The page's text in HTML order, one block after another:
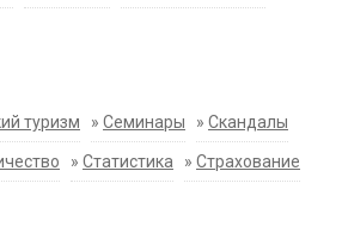
туризм » Семинары » Скандалы
» Статистика » Страхование